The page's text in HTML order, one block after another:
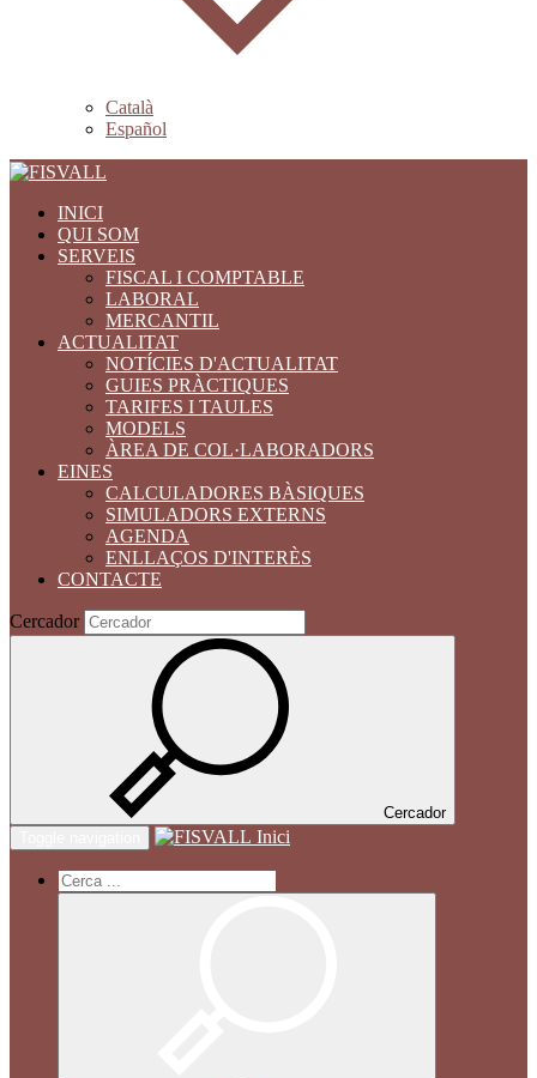
Català
Español
INICI
QUI SOM
SERVEIS
FISCAL I COMPTABLE
LABORAL
MERCANTIL
ACTUALITAT
NOTÍCIES D'ACTUALITAT
GUIES PRÀCTIQUES
TARIFES I TAULES
MODELS
ÀREA DE COL·LABORADORS
EINES
CALCULADORES BÀSIQUES
SIMULADORS EXTERNS
AGENDA
ENLLAÇOS D'INTERÈS
CONTACTE
Cercador
Cercador
Inici